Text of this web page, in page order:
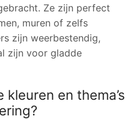
Ze zijn perfect
muren of zelfs
zijn weerbestendig,
zijn voor gladde
en thema’s